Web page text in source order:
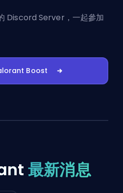
Discord Server ，一起參加
Boost
最新消息